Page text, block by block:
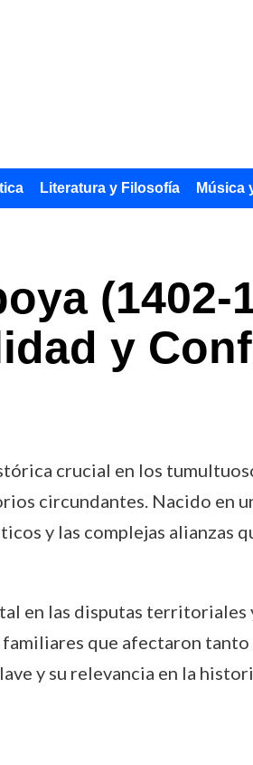
Literatura y Filosofía Música
(1402-
y
crucial en los
circundantes. Nacido en
y las complejas alianzas
en las disputas
que afectaron
y su relevancia en la